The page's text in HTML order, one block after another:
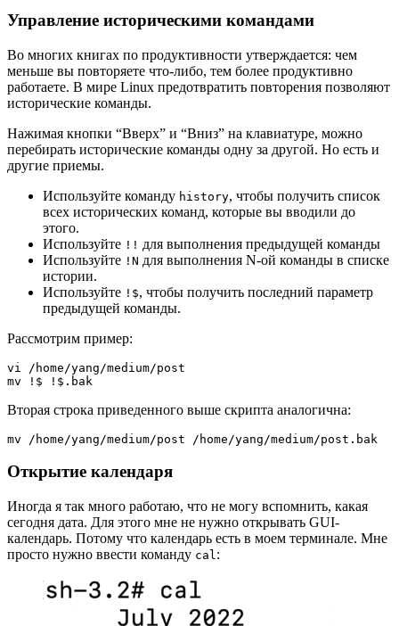
Управление историческими командами
Во многих книгах по продуктивности утверждается: чем
меньше вы повторяете что-либо, тем более продуктивно
работаете. В мире Linux предотвратить повторения позволяют
исторические команды.
Нажимая кнопки “Вверх” и “Вниз” на клавиатуре, можно
перебирать исторические команды одну за другой. Но есть и
другие приемы.
Используйте команду history, чтобы получить список
всех исторических команд, которые вы вводили до
этого.
Используйте !! для выполнения предыдущей команды
Используйте !N для выполнения N-ой команды в списке
истории.
Используйте !$, чтобы получить последний параметр
предыдущей команды.
Рассмотрим пример:
vi /home/yang/medium/post
mv !$ !$.bak
Вторая строка приведенного выше скрипта аналогична:
mv /home/yang/medium/post /home/yang/medium/post.bak
Открытие календаря
Иногда я так много работаю, что не могу вспомнить, какая
сегодня дата. Для этого мне не нужно открывать GUI-
календарь. Потому что календарь есть в моем терминале. Мне
просто нужно ввести команду cal: